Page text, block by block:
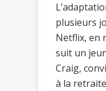
plusieurs
Netflix, en
suit un
Craig,
à la